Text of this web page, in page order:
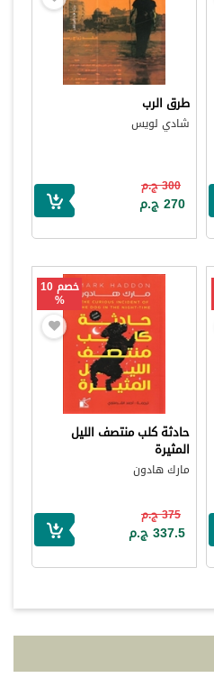
طرق الرب
شادي لويس
300 ج.م
270 ج.م
خصم 10
%
حادثة كلب منتصف الليل
المثيرة
مارك هادون
375 ج.م
337.5 ج.م